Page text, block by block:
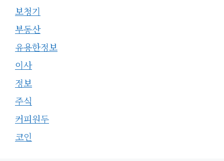
보청기
부동산
유용한정보
이사
정보
주식
커피원두
코인